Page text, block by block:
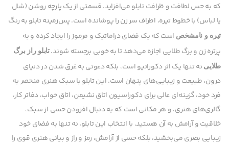
که به حس لطافت و ظرافت تابلو می‌افزاید. قسمتی از یک پارچه روشن (شال
یا لباس) با خطوط تیره، اطراف سر زن را پوشانده است. پس‌زمینه تابلو به رنگ
تیره و نامشخص است که یک فضای دراماتیک و مرموز را ایجاد کرده و به
پرتره زن و برگ طلایی اجازه می‌دهد تا به خوبی برجسته شوند.تابلو راز برگ
طلایی نه تنها یک اثر دکوراتیو است، بلکه دعوتی به غرق شدن در دنیای
درون، طبیعت و زیبایی‌های پنهان است. این تابلو با سبک هنری منحصر به
فرد خود، گزینه‌ای عالی برای دکوراسیون اتاق نشیمن، اتاق خواب، دفاتر کار،
گالری‌های هنری، و هر مکانی است که به دنبال افزودن حسی از سبک،
خلاقیت و آرامش به آن هستید. با انتخاب این تابلو، نه تنها به فضای خود
زیبایی بصری می‌بخشید، بلکه حسی از آرامش، رمز و راز و بیانی هنری قوی را